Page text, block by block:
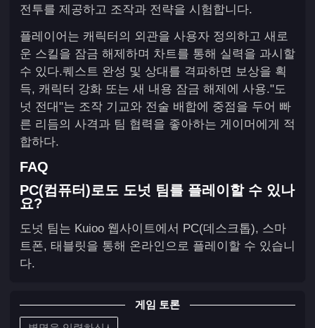
전투를 제공하고 조작과 전략을 시험합니다.
플레이어는 캐릭터의 외관을 사용자 정의하고 새로
운 스킬을 잠금 해제하며 차트를 통해 실력을 과시할
수 있다.퀘스트 완성 및 상대를 격파하면 보상을 획
득, 캐릭터 강화 또는 새 내용 잠금 해제에 사용."도
넛 전대"는 조작 기교와 전술 배합에 중점을 두어 빠
른 리듬의 사격과 팀 협력을 좋아하는 게이머에게 적
합하다.
FAQ
PC(컴퓨터)로도 도넛 팀를 플레이할 수 있나
요?
도넛 팀는 Kuioo 웹사이트에서 PC(데스크톱), 스마
트폰, 태블릿을 통해 온라인으로 플레이할 수 있습니
다.
게임 토론